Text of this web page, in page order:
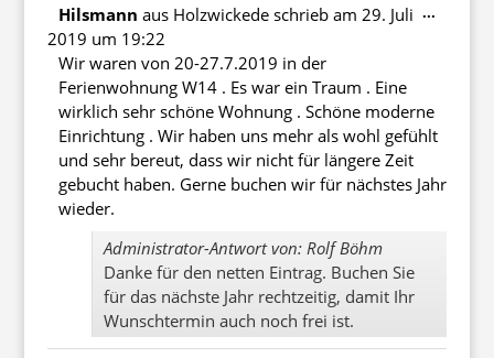
Hilsmann aus Holzwickede schrieb am 29. Juli
2019 um 19:22
Wir waren von 20-27.7.2019 in der
Ferienwohnung W14 . Es war ein Traum . Eine
wirklich sehr schöne Wohnung . Schöne moderne
Einrichtung . Wir haben uns mehr als wohl gefühlt
und sehr bereut, dass wir nicht für längere Zeit
gebucht haben. Gerne buchen wir für nächstes Jahr
wieder.
Administrator-Antwort von: Rolf Böhm
Danke für den netten Eintrag. Buchen Sie
für das nächste Jahr rechtzeitig, damit Ihr
Wunschtermin auch noch frei ist.
...